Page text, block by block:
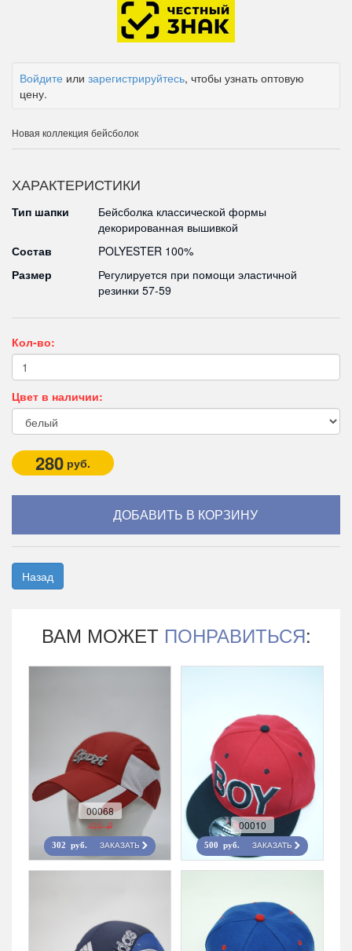
Войдите или зарегистрируйтесь, чтобы узнать оптовую
цену.
Новая коллекция бейсболок
ХАРАКТЕРИСТИКИ
Тип шапки
Бейсболка классической формы
декорированная вышивкой
Состав
POLYESTER 100%
Размер
Регулируется при помощи эластичной
резинки 57-59
Кол-во:
Цвет в наличии:
280 руб.
Назад
ВАМ МОЖЕТ ПОНРАВИТЬСЯ:
00068
420 r
302 руб. ЗАКАЗАТЬ
00010
500 руб. ЗАКАЗАТЬ